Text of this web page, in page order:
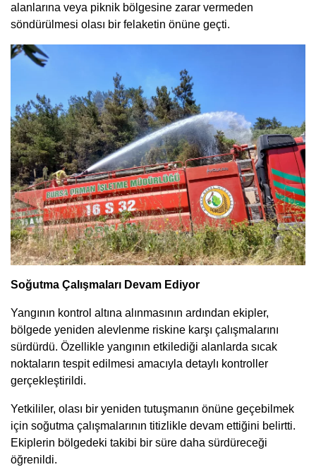
alanlarına veya piknik bölgesine zarar vermeden
söndürülmesi olası bir felaketin önüne geçti.
Soğutma Çalışmaları Devam Ediyor
Yangının kontrol altına alınmasının ardından ekipler,
bölgede yeniden alevlenme riskine karşı çalışmalarını
sürdürdü. Özellikle yangının etkilediği alanlarda sıcak
noktaların tespit edilmesi amacıyla detaylı kontroller
gerçekleştirildi.
Yetkililer, olası bir yeniden tutuşmanın önüne geçebilmek
için soğutma çalışmalarının titizlikle devam ettiğini belirtti.
Ekiplerin bölgedeki takibi bir süre daha sürdüreceği
öğrenildi.